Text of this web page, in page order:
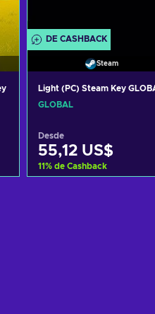
DE CASHBACK
Steam
Light (PC) Steam Key
GLOBAL
Desde
55,12 US$
11% de Cashback